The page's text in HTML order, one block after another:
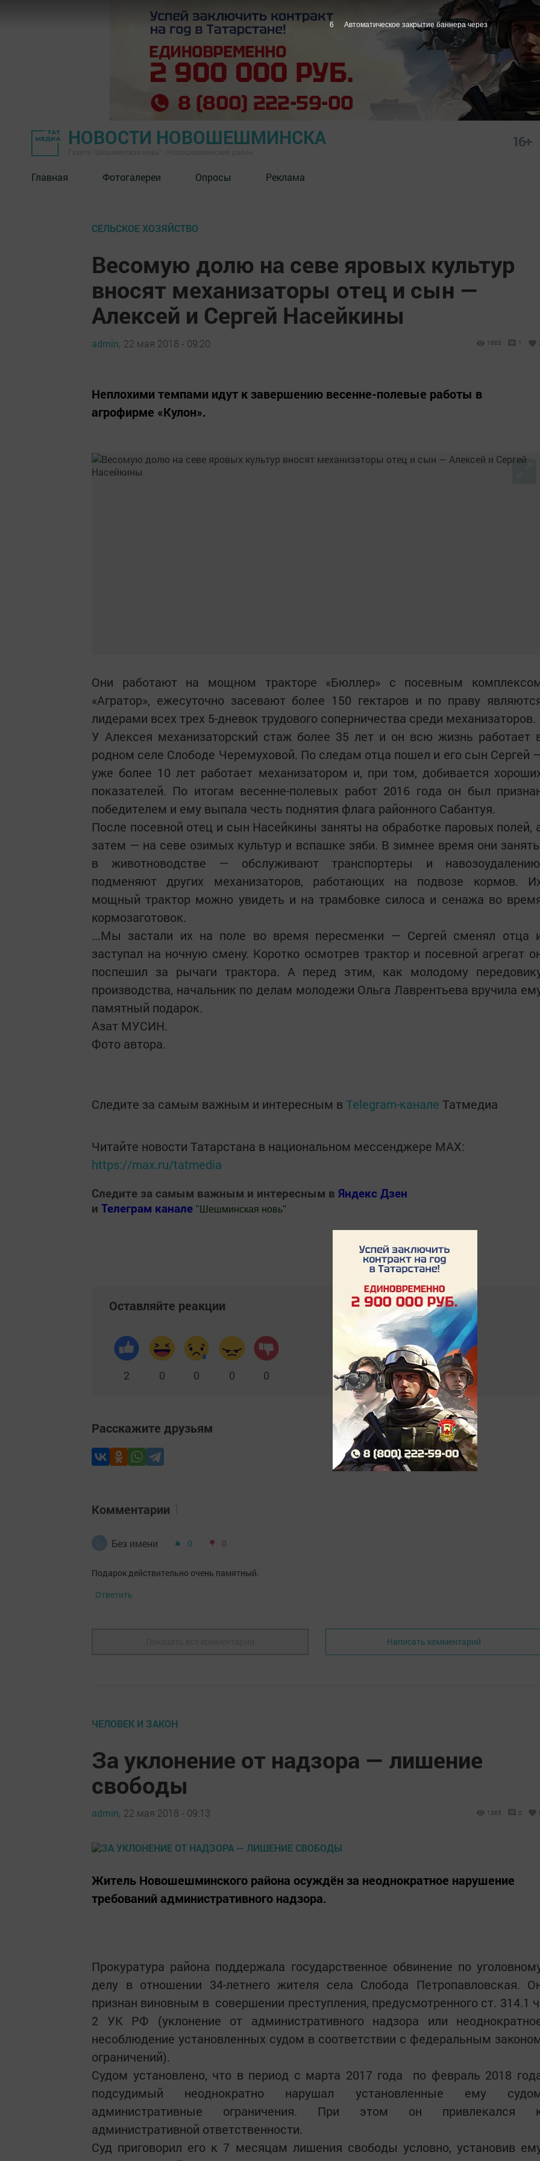
НОВОСТИ НОВОШЕШМИНСКА 16+
Главная Фотогалереи Опросы Реклама
СЕЛЬСКОЕ ХОЗЯЙСТВО
Весомую долю на севе яровых культур
вносят механизаторы отец и сын —
Алексей и Сергей Насейкины
admin, 22 мая 2018 - 09:20 1863 1
Неплохими темпами идут к завершению весенне-полевые работы в
агрофирме «Кулон».
Они работают на мощном тракторе «Бюллер» с посевным
«Агратор», ежесуточно засевают более 150 гектаров и по праву
лидерами всех трех 5-дневок трудового соперничества среди механизаторов.
У Алексея механизаторский стаж более 35 лет и он всю жизнь работает
родном селе Слободе Черемуховой. По следам отца пошел и его сын Сергей
уже более 10 лет работает механизатором и, при том, добивается
показателей. По итогам весенне-полевых работ 2016 года он был
победителем и ему выпала честь поднятия флага районного Сабантуя.
После посевной отец и сын Насейкины заняты на обработке паровых полей,
затем — на севе озимых культур и вспашке зяби. В зимнее время они
в животноводстве — обслуживают транспортеры и
подменяют других механизаторов, работающих на подвозе кормов.
мощный трактор можно увидеть и на трамбовке силоса и сенажа во
кормозаготовок.
...Мы застали их на поле во время пересменки — Сергей сменял отца
заступал на ночную смену. Коротко осмотрев трактор и посевной агрегат
поспешил за рычаги трактора. А перед этим, как молодому
производства, начальник по делам молодежи Ольга Лаврентьева вручила
памятный подарок.
Азат МУСИН.
Фото автора.
Следите за самым важным и интересным в Telegram-канале Татмедиа
Читайте новости Татарстана в национальном мессенджере MАХ:
https://max.ru/tatmedia
Следите за самым важным и интересным в Яндекс Дзен
и Телеграм канале " Шешминская новь"
Оставляйте реакции
2 0 0 0 0
Расскажите друзьям
Комментарии
Без имени 0 0
Подарок действительно очень памятный.
Ответить
Написать комментарий
ЧЕЛОВЕК И ЗАКОН
За уклонение от надзора — лишение
свободы
admin, 22 мая 2018 - 09:13 1365 0
Житель Новошешминского района осуждён за неоднократное нарушение
требований административного надзора.
Прокуратура района поддержала государственное обвинение по
делу в отношении 34-летнего жителя села Слобода Петропавловская.
признан виновным в совершении преступления, предусмотренного ст. 314.1
2 УК РФ (уклонение от административного надзора или
несоблюдение установленных судом в соответствии с федеральным
ограничений).
Судом установлено, что в период с марта 2017 года по февраль 2018
подсудимый неоднократно нарушал установленные ему
административные ограничения. При этом он привлекался
административной ответственности.
Суд приговорил его к 7 месяцам лишения свободы условно, установив
5 Автоматическое закрытие баннера через